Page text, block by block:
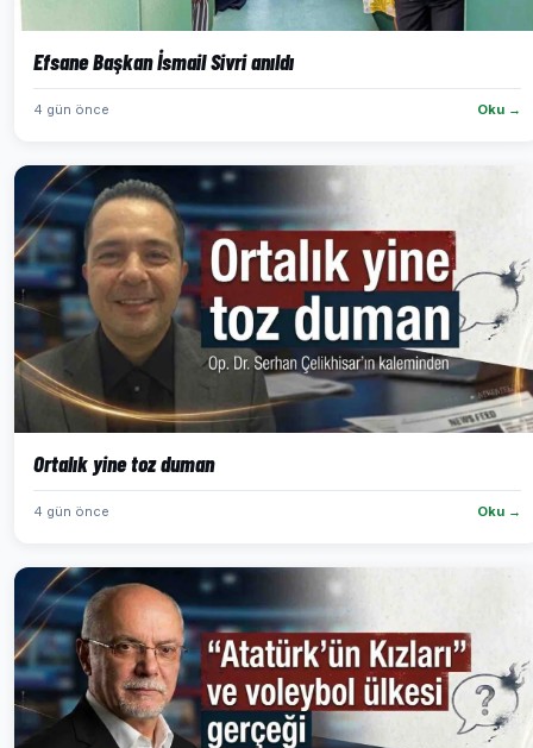
Efsane Başkan İsmail Sivri anıldı
4 gün önce Oku →
Ortalık yine toz duman
4 gün önce Oku →